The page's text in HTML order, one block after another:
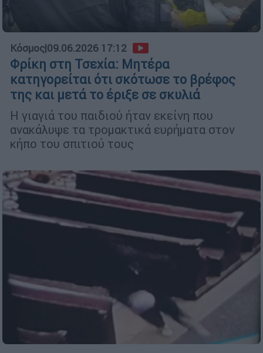
Κόσμος|09.06.2026 17:12
Φρίκη στη Τσεχία: Μητέρα
κατηγορείται ότι σκότωσε το βρέφος
της και μετά το έριξε σε σκυλιά
Η γιαγιά του παιδιού ήταν εκείνη που
ανακάλυψε τα τρομακτικά ευρήματα στον
κήπο του σπιτιού τους